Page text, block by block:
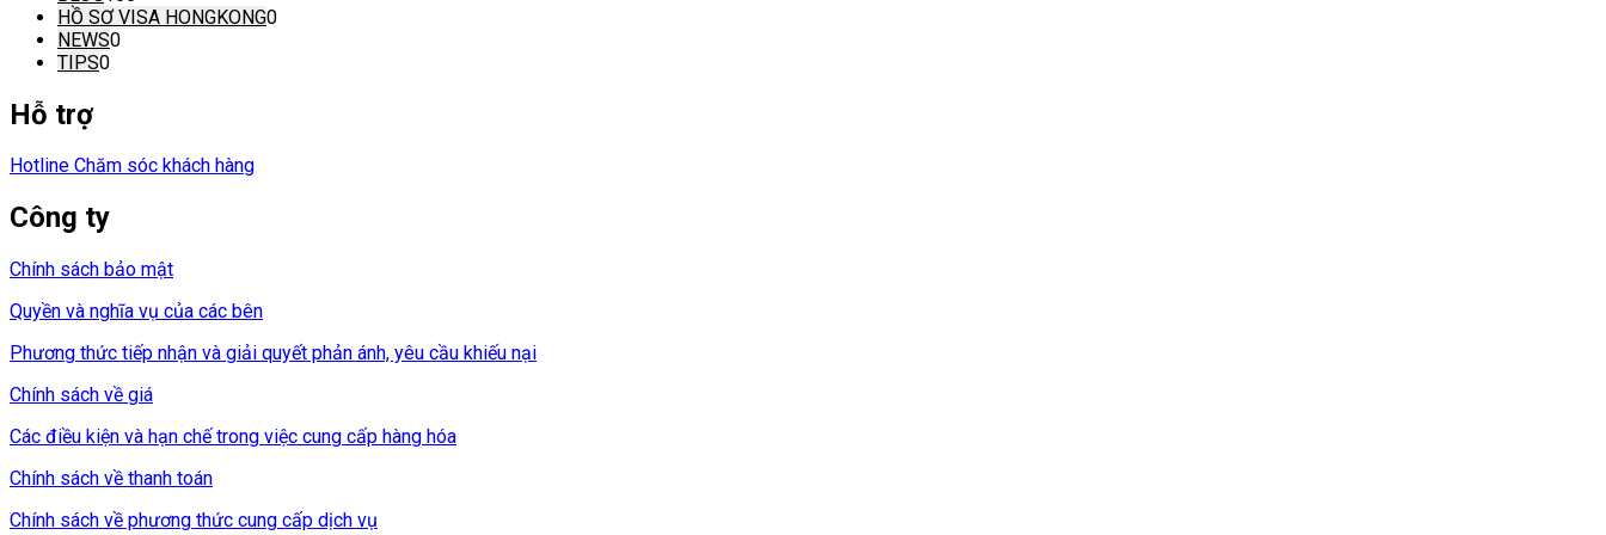
HỒ SƠ VISA HONGKONG0
NEWS0
TIPS0
Hỗ trợ
Hotline Chăm sóc khách hàng
Công ty
Chính sách bảo mật
Quyền và nghĩa vụ của các bên
Phương thức tiếp nhận và giải quyết phản ánh, yêu cầu khiếu nại
Chính sách về giá
Các điều kiện và hạn chế trong việc cung cấp hàng hóa
Chính sách về thanh toán
Chính sách về phương thức cung cấp dịch vụ